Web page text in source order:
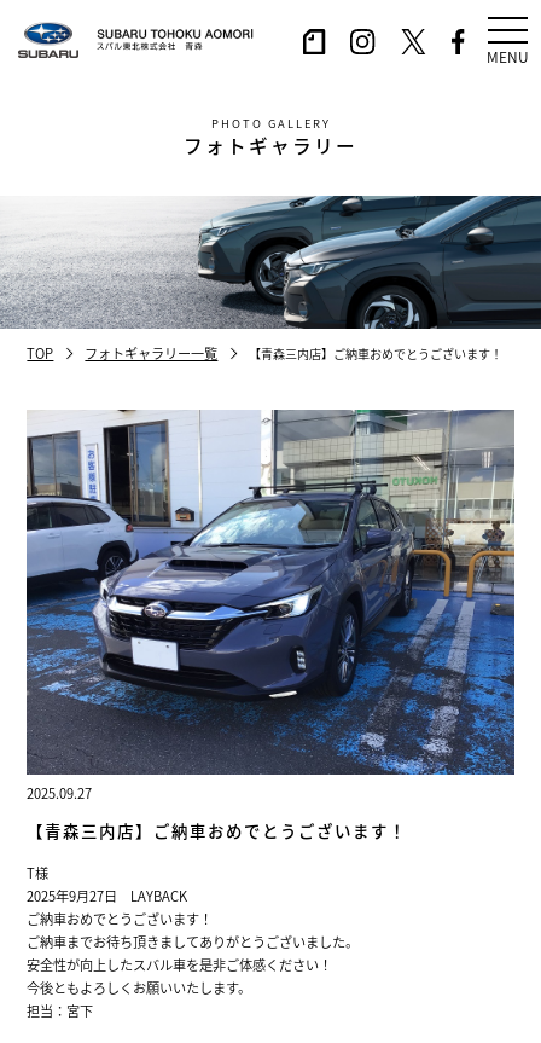
MENU
PHOTO GALLERY
フォトギャラリー
TOP フォトギャラリー一覧 【青森三内店】ご納車おめでとうございます！
2025.09.27
【青森三内店】ご納車おめでとうございます！
T様
2025年9月27日 LAYBACK
ご納車おめでとうございます！
ご納車までお待ち頂きましてありがとうございました。
安全性が向上したスバル車を是非ご体感ください！
今後ともよろしくお願いいたします。
担当：宮下